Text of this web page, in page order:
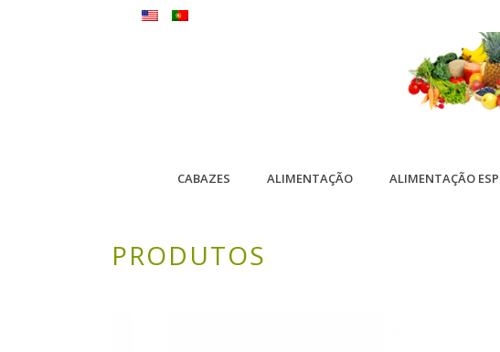
CABAZES ALIMENTAÇÃO ALIMENTAÇÃO
PRODUTOS